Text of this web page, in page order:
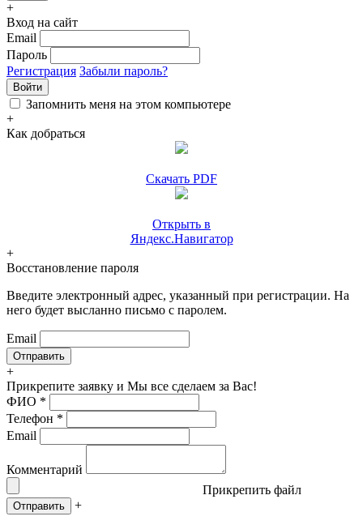
+
Вход на сайт
Email
Пароль
Регистрация Забыли пароль?
Войти
Запомнить меня на этом компьютере
+
Как добраться
Скачать PDF
Открыть в
Яндекс.Навигатор
+
Восстановление пароля
Введите электронный адрес, указанный при регистрации. На
него будет высланно письмо с паролем.
Email
+
Прикрепите заявку и Мы все сделаем за Вас!
ФИО *
Телефон *
Email
Комментарий
Прикрепить файл
Отправить +